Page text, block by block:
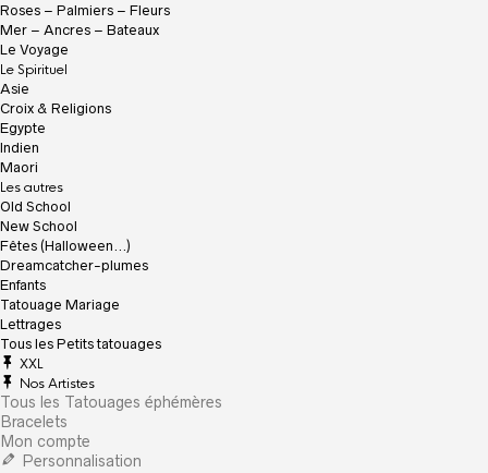
Roses – Palmiers – Fleurs
Mer – Ancres – Bateaux
Le Voyage
Le Spirituel
Asie
Croix & Religions
Egypte
Indien
Maori
Les autres
Old School
New School
Fêtes (Halloween…)
Dreamcatcher-plumes
Enfants
Tatouage Mariage
Lettrages
Tous les Petits tatouages
XXL
Nos Artistes
Tous les Tatouages éphémères
Bracelets
Mon compte
Personnalisation